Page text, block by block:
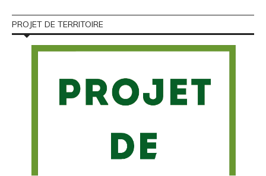
PROJET DE TERRITOIRE